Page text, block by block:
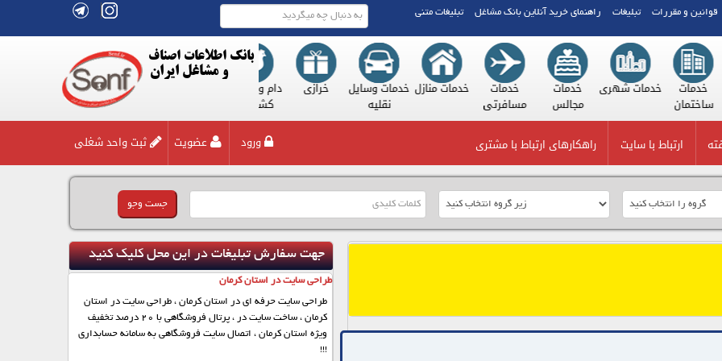
قوانین و مقررات تبلیغات راهنمای خرید آنلاین بانک مشاغل تبلیغات متنی
اداری
خدمات
ساختمان
خدمات شهری
خدمات
مجالس
خدمات
مسافرتی
خدمات منازل خدمات وسایل
خرازی دخانیات
دکوراسیون و
مبلمان
بانک اطلاعات اصناف
و مشاغل ایران
ارتباط با سایت راهکارهای ارتباط با مشتری ثبت واحد شغلی عضویت ورود
جهت سفارش تبلیغات در این محل کلیک کنید
طراحی سایت در استان کرمان
طراحی سایت حرفه ای در استان کرمان ، طراحی سایت در استان
کرمان ، ساخت سایت در ، پرتال فروشگاهی با 20 درصد تخفیف
ویژه استان کرمان ، اتصال سایت فروشگاهی به سامانه حسابداری
!!!